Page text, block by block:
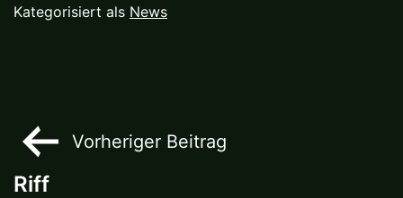
Kategorisiert als News
Beitragsnavigation
Vorheriger Beitrag
Riff